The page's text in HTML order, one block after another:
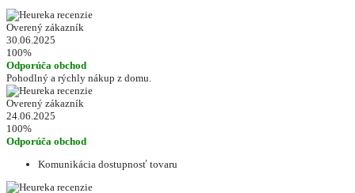
Overený zákazník
30.06.2025
100%
Odporúča obchod
Pohodlný a rýchly nákup z domu.
Overený zákazník
24.06.2025
100%
Odporúča obchod
Komunikácia dostupnosť tovaru